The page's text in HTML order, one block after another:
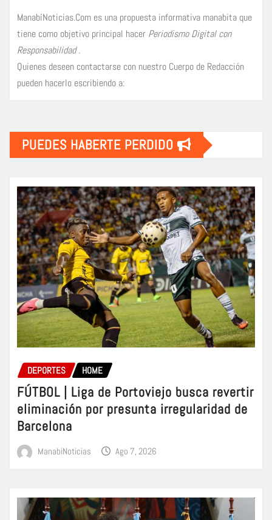
ManabíNoticias.Com es una propuesta informativa manabita que
tiene como objetivo principal hacer Periodismo Digital con
Responsabilidad.
Quienes deseen contactarse con nuestro Cuerpo de Redacción
pueden hacerlo escribiendo a:
PUEDES HABERTE PERDIDO
DEPORTES HOME
FÚTBOL | Liga de Portoviejo busca revertir
eliminación por presunta irregularidad de
Barcelona
ManabiNoticias Ago 7, 2026